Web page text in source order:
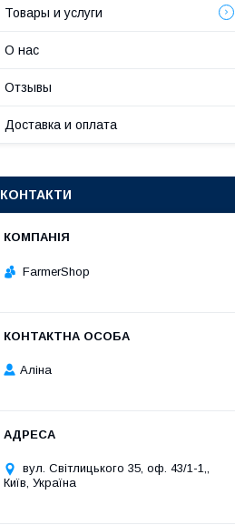
Товары и услуги
О нас
Отзывы
Доставка и оплата
КОНТАКТИ
FarmerShop
Аліна
вул. Світлицького 35, оф. 43/1-1,,
Київ, Україна